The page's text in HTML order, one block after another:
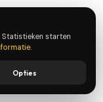
Statistieken starten
.
Opties